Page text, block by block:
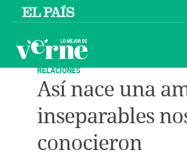
RELACIONES
Así nace una
inseparables
conocieron